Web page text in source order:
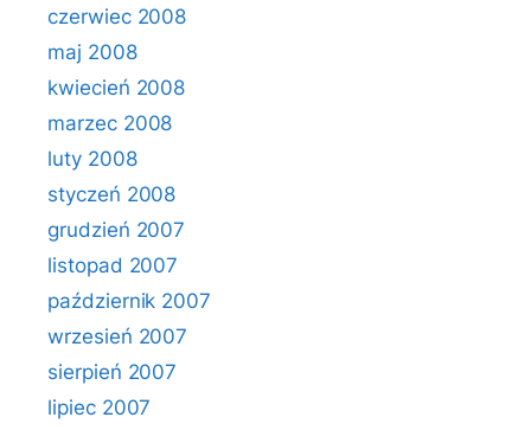
czerwiec 2008
maj 2008
kwiecień 2008
marzec 2008
luty 2008
styczeń 2008
grudzień 2007
listopad 2007
październik 2007
wrzesień 2007
sierpień 2007
lipiec 2007